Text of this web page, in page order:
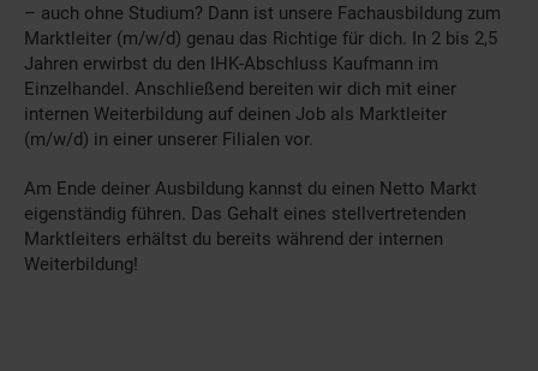
– auch ohne Studium? Dann ist unsere Fachausbildung zum
Marktleiter (m/w/d) genau das Richtige für dich. In 2 bis 2,5
Jahren erwirbst du den IHK-Abschluss Kaufmann im
Einzelhandel. Anschließend bereiten wir dich mit einer
internen Weiterbildung auf deinen Job als Marktleiter
(m/w/d) in einer unserer Filialen vor.
Am Ende deiner Ausbildung kannst du einen Netto Markt
eigenständig führen. Das Gehalt eines stellvertretenden
Marktleiters erhältst du bereits während der internen
Weiterbildung!